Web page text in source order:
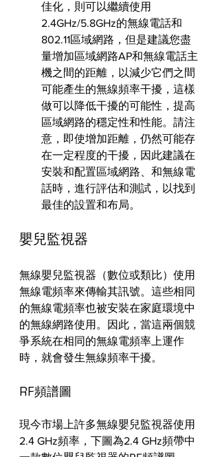
佳化，則可以繼續使用
2.4GHz/5.8GHz的無線電話和
802.11區域網路，但是建議您盡
量增加區域網路AP和無線電話主
機之間的距離，以減少它們之間
可能產生的無線頻率干擾，這樣
做可以降低干擾的可能性，提高
區域網路的穩定性和性能。請注
意，即使增加距離，仍然可能存
在一定程度的干擾，因此建議在
安裝和配置區域網路、和無線電
話時，進行評估和測試，以找到
最佳的設置和布局。
嬰兒監視器
無線嬰兒監視器（數位或類比）使用
無線電頻率來傳輸其訊號。這些相同
的無線電頻率也被安裝在家庭環境中
的無線網路使用。因此，當這兩個競
爭系統在相同的無線電頻率上運作
時，就會發生無線頻率干擾。
RF頻譜圖
現今市場上許多無線嬰兒監視器使用
2.4 GHz頻率，下圖為2.4 GHz頻帶中